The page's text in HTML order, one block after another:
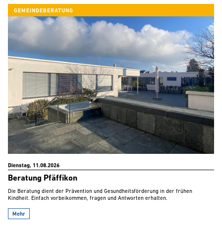
GEMEINDEBERATUNG
Dienstag, 11.08.2026
Beratung Pfäffikon
Die Beratung dient der Prävention und Gesundheitsförderung in der frühen
Kindheit. Einfach vorbeikommen, fragen und Antworten erhalten.
Mehr